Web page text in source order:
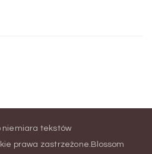
niemiara tekstów
prawa zastrzeżone. Blossom